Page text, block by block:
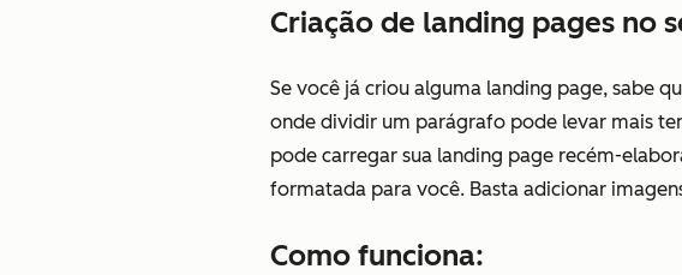
Criação de landing pages no
Se você já criou alguma landing page, sabe
onde dividir um parágrafo pode levar mais
pode carregar sua landing page recém-
formatada para você. Basta adicionar
Como funciona: